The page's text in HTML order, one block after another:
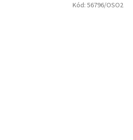
Kód: 56796/OSO2